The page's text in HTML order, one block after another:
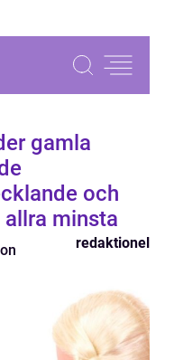
gamla
och
minsta
redaktionel